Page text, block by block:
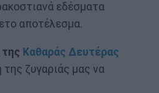
εδέσματα
αποτέλεσμα.
Καθαράς Δευτέρας
ζυγαριάς μας να